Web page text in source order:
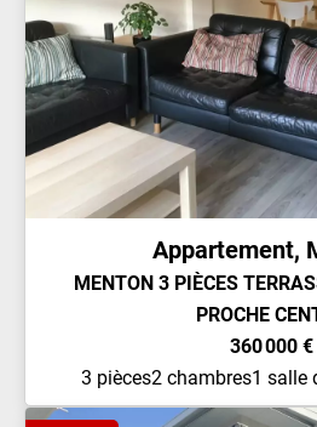
Appartement,
MENTON 3 PIÈCES
PROCHE
360 000 €
3 pièces2 chambres1 salle